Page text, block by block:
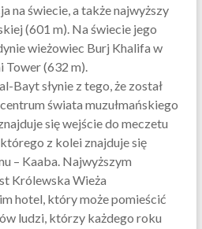
na świecie, a także najwyższy
(601 m). Na świecie jego
wieżowiec Burj Khalifa w
Tower (632 m).
Bayt słynie z tego, że został
świata muzułmańskiego
się wejście do meczetu
z kolei znajduje się
– Kaaba. Najwyższym
Królewska Wieża
hotel, który może pomieścić
ludzi, którzy każdego roku